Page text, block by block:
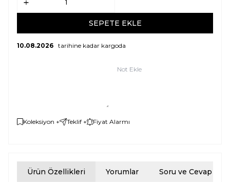
SEPETE EKLE
10.08.2026 tarihine kadar kargoda
Not Ekle
Koleksiyon + Teklif + Fiyat Alarmı
Ürün Özellikleri Yorumlar Soru ve Cevap